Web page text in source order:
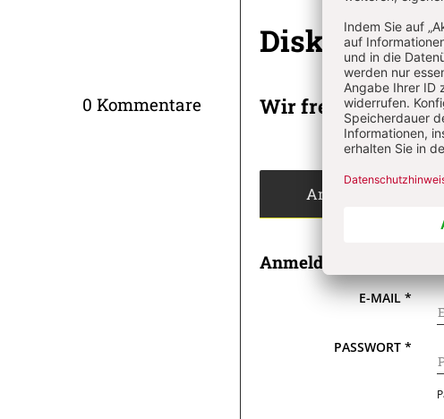
Diskussion
0 Kommentare Wir freuen uns
Angemeldet
Anmeldung
E-MAIL*
PASSWORT*